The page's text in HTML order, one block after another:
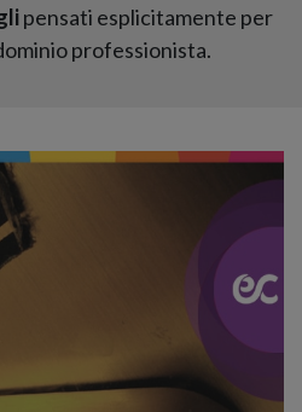
pensati esplicitamente per
professionista.